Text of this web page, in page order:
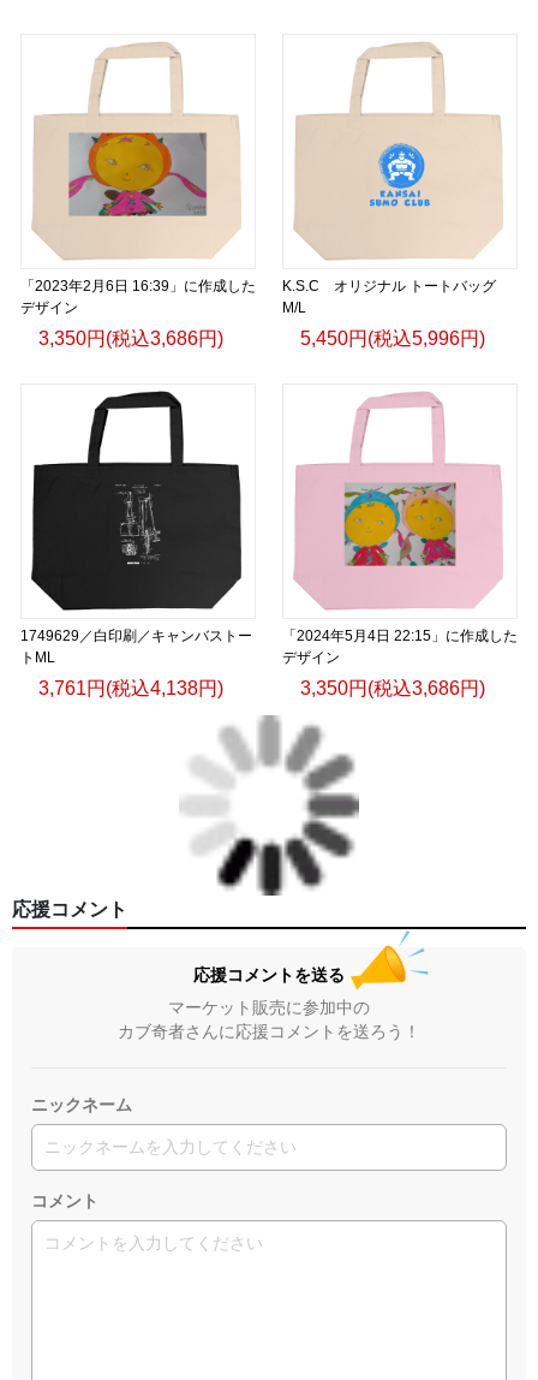
「2023年2月6日 16:39」に作成した
デザイン
3,350円(税込3,686円)
K.S.C オリジナル トートバッグ
M/L
5,450円(税込5,996円)
1749629／白印刷／キャンバストー
トML
3,761円(税込4,138円)
「2024年5月4日 22:15」に作成した
デザイン
3,350円(税込3,686円)
応援コメント
応援コメントを送る
マーケット販売に参加中の
カブ奇者さんに応援コメントを送ろう！
ニックネーム
コメント